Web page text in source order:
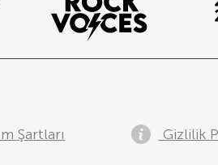
Şartları Gizlilik